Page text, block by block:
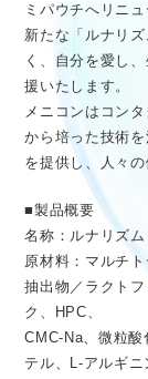
ミパウチへリニ
新たな「ルナリ
く、自分を愛し
援いたします。
メニコンはコン
から培った技術
を提供し、人々
■製品概要
名称：ルナリズ
原材料：マルチ
抽出物／ラクト
ク、HPC、
CMC-Na、微粒
テル、L-アルギ